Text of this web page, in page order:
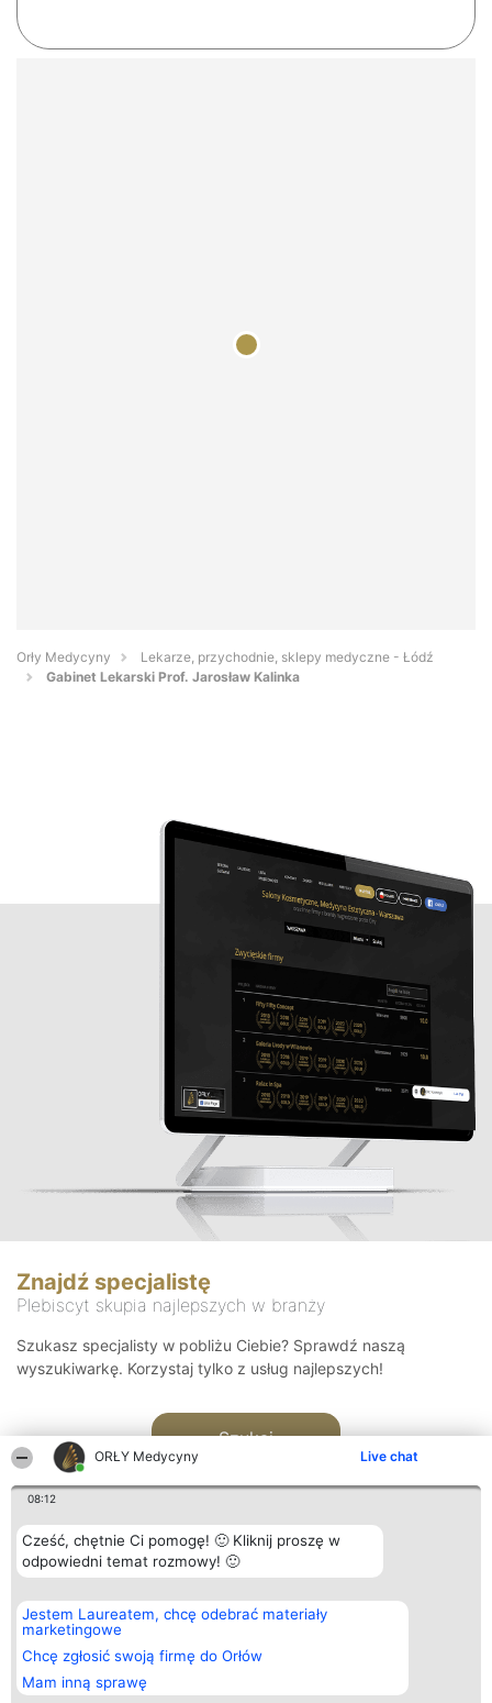
ORŁY Medycyny Live chat
08:12
Cześć, chętnie Ci pomogę! 🙂 Kliknij proszę w
odpowiedni temat rozmowy! 🙂
Jestem Laureatem, chcę odebrać materiały
marketingowe
Chcę zgłosić swoją firmę do Orłów
Mam inną sprawę
Orły Medycyny
Lekarze, przychodnie, sklepy medyczne - Łódź
Gabinet Lekarski Prof. Jarosław Kalinka
Znajdź specjalistę
Plebiscyt skupia najlepszych w branży
Szukasz specjalisty w pobliżu Ciebie? Sprawdź naszą
wyszukiwarkę. Korzystaj tylko z usług najlepszych!
Szukaj
Organizator plebiscytu
Bright Side Solutions sp. z o.
o. sp. k.
ul. Ruska 22
Wrocław 50-079
KRS 0000749100 | Regon
381313360 | NIP 8943132676
Plebiscyt
Laureaci
wszystkich
Laureatów
Regulamin
Kontakt
Kontakt